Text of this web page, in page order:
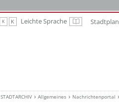
K K Leichte Sprache Leichte Sprache
Stadtplan
STADTARCHIV Allgemeines Nachrichtenportal